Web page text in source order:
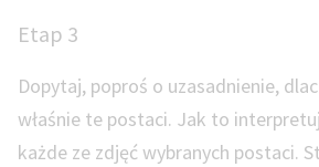
Etap 3
Dopytaj, poproś o uzasadnienie,
właśnie te postaci. Jak to
każde ze zdjęć wybranych postaci.